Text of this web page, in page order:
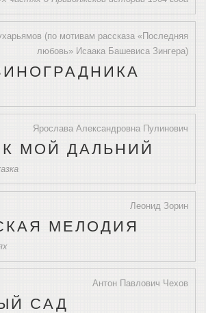
(по мотивам рассказа «Последняя
любовь» Исаака Башевиса Зингера)
Ярослава Александровна Пулинович
МОЙ ДАЛЬНИЙ
Леонид Зорин
МЕЛОДИЯ
Антон Павлович Чехов
САД